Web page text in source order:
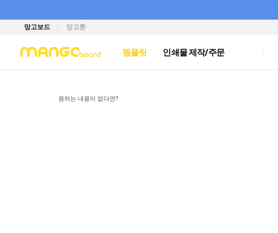
망고보드 망고툰
템플릿 인쇄물 제작/주문
원하는 내용이 없다면?